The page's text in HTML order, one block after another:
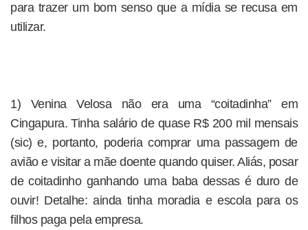
para trazer um bom senso que a mídia se recusa em
utilizar.
1) Venina Velosa não era uma “coitadinha” em
Cingapura. Tinha salário de quase R$ 200 mil mensais
(sic) e, portanto, poderia comprar uma passagem de
avião e visitar a mãe doente quando quiser. Aliás, posar
de coitadinho ganhando uma baba dessas é duro de
ouvir! Detalhe: ainda tinha moradia e escola para os
filhos paga pela empresa.